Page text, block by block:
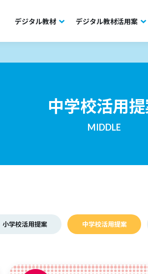
デジタル教材 デジタル教材活用案
中学校活用
MIDDLE
小学校活用提案 中学校活用提案